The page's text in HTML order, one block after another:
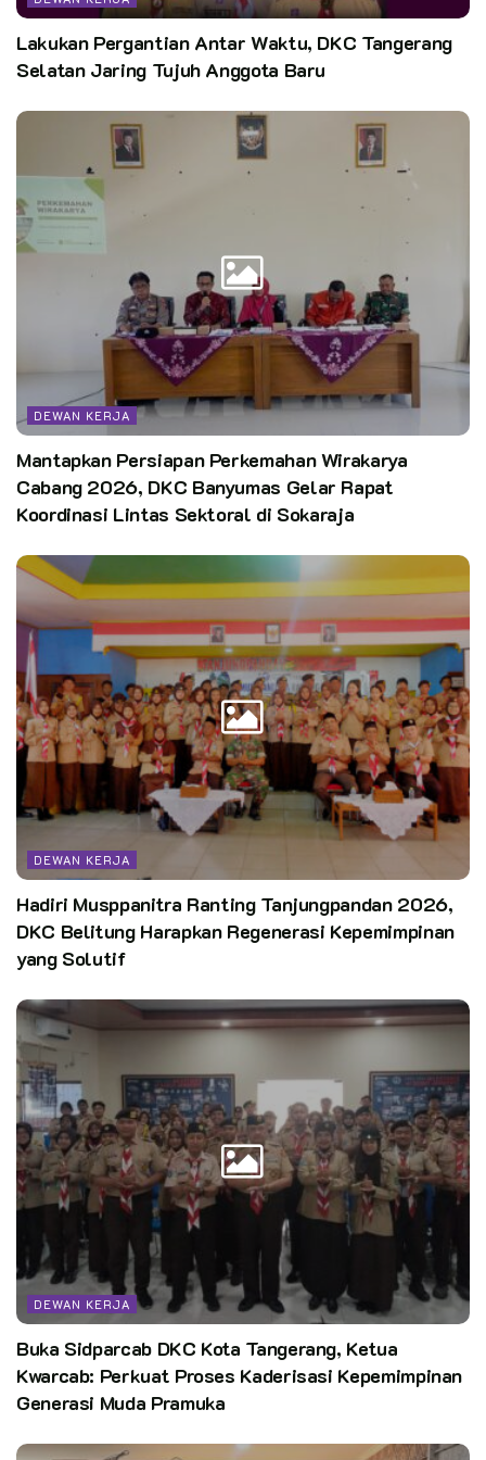
Indonesia yang berhasil menjadikan Hari Ibu sebagai momen
refleksi dan kebersamaan yang bermakna.
dkn
Lakukan Pergantian Antar Waktu, DKC Tangerang
Selatan Jaring Tujuh Anggota Baru
DEWAN KERJA
Mantapkan Persiapan Perkemahan Wirakarya
Cabang 2026, DKC Banyumas Gelar Rapat
Koordinasi Lintas Sektoral di Sokaraja
DEWAN KERJA
Hadiri Musppanitra Ranting Tanjungpandan 2026,
DKC Belitung Harapkan Regenerasi Kepemimpinan
yang Solutif
DEWAN KERJA
Buka Sidparcab DKC Kota Tangerang, Ketua
Kwarcab: Perkuat Proses Kaderisasi Kepemimpinan
Generasi Muda Pramuka